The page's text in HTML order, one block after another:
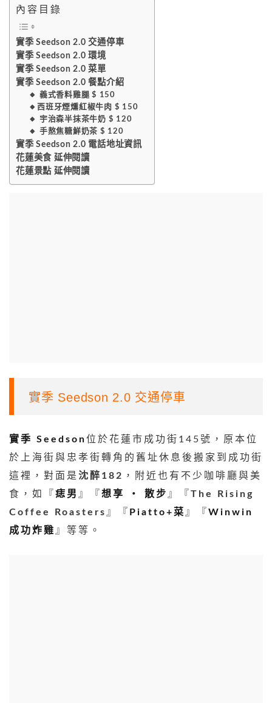
內容目錄
實季 Seedson 2.0 交通停車
實季 Seedson 2.0 環境
實季 Seedson 2.0 菜單
實季 Seedson 2.0 餐點介紹
🔸️ 義式香料雞腿 $ 150
🔸️西班牙煙燻紅椒牛肉 $ 150
🔸️ 宇治森半抹茶牛奶 $ 120
🔸️ 手熬焦糖鮮奶茶 $ 120
實季 Seedson 2.0 電話地址資訊
花蓮美食 延伸閱讀
花蓮景點 延伸閱讀
實季 Seedson 2.0 交通停車
實季 Seedson位於花蓮市成功街145號，原本位
於上海街與忠孝街轉角的舊址休息後搬家到成功街
這裡，對面是 沈醉182 ，附近也有不少咖啡廳與美
食，如『 痣男 』『 想享 ‧ 散步』『 The Rising
Coffee Roasters』『 Piatto+菜』『 Winwin
成功炸雞』等等。